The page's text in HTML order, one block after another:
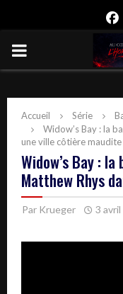
PRIMARY
Accueil Série
Widow’s Bay : la
une ville côtière maudite
Widow’s Bay :
Matthew Rhys
Par Krueger 3